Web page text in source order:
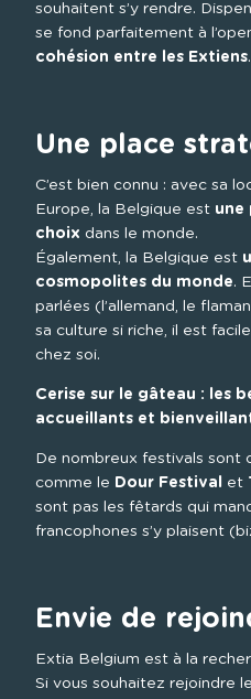
souhaitent s’y rendre.
se fond parfaitement à
cohésion entre les Extiens.
Une place
C’est bien connu : avec sa
Europe, la Belgique est une
choix dans le monde.
Également, la Belgique est
cosmopolites du monde.
parlées (l’allemand, le
sa culture si riche, il est
chez soi.
Cerise sur le gâteau : les
accueillants et
De nombreux festivals sont
comme le Dour Festival et
sont pas les fêtards qui
francophones s’y plaisent
Envie de
Extia Belgium est à la
Si vous souhaitez rejoindre